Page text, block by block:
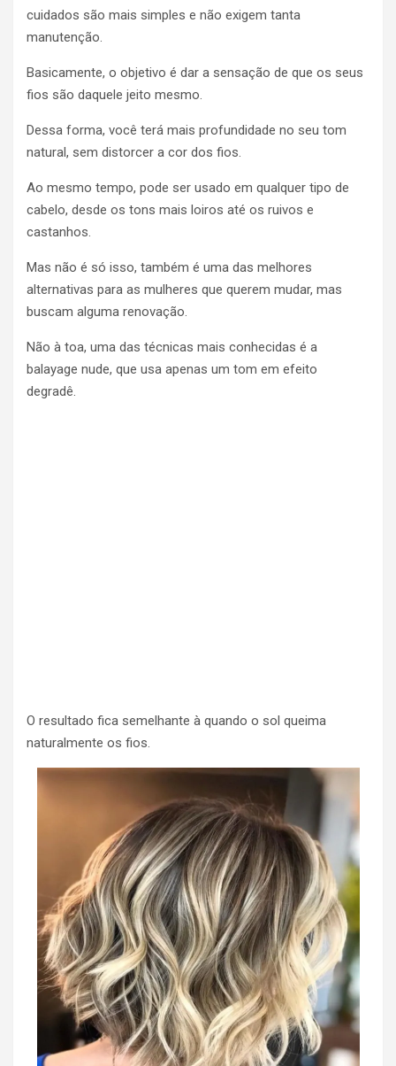
cuidados são mais simples e não exigem tanta
manutenção.
Basicamente, o objetivo é dar a sensação de que os seus
fios são daquele jeito mesmo.
Dessa forma, você terá mais profundidade no seu tom
natural, sem distorcer a cor dos fios.
Ao mesmo tempo, pode ser usado em qualquer tipo de
cabelo, desde os tons mais loiros até os ruivos e
castanhos.
Mas não é só isso, também é uma das melhores
alternativas para as mulheres que querem mudar, mas
buscam alguma renovação.
Não à toa, uma das técnicas mais conhecidas é a
balayage nude, que usa apenas um tom em efeito
degradê.
O resultado fica semelhante à quando o sol queima
naturalmente os fios.